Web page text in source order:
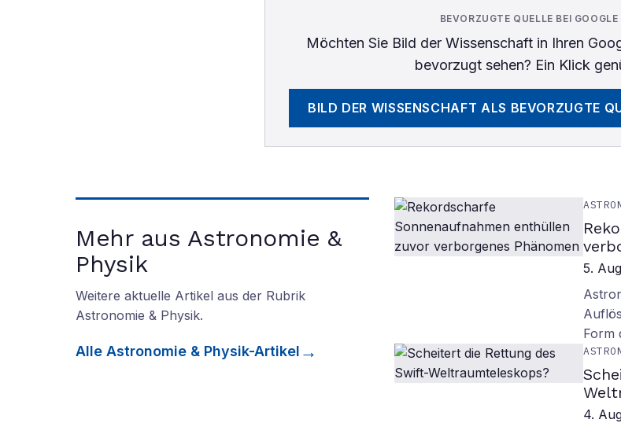
BEVORZUGTE QUELLE BEI GOOGLE
Möchten Sie Bild der Wissenschaftin Ihren
bevorzugt sehen? Ein Klick
BILD DER WISSENSCHAFT ALS BEVORZUGTE
Mehr aus Astronomie &
Physik
Weitere aktuelle Artikel aus der Rubrik
Astronomie & Physik.
Alle Astronomie & Physik-Artikel
5.
Form
4.